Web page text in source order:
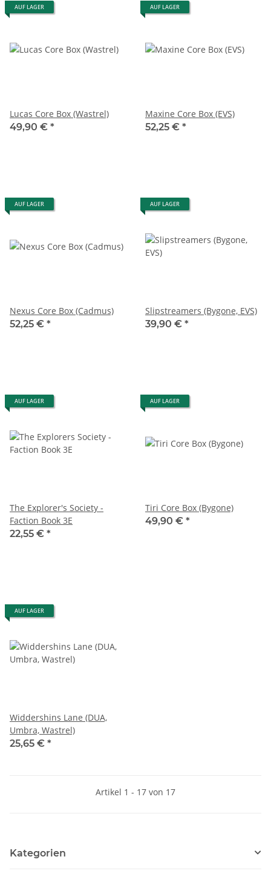
AUF LAGER
Lucas Core Box (Wastrel)
49,90 € *
AUF LAGER
Maxine Core Box (EVS)
52,25 € *
AUF LAGER
Nexus Core Box (Cadmus)
52,25 € *
AUF LAGER
Slipstreamers (Bygone, EVS)
39,90 € *
AUF LAGER
The Explorer's Society -
Faction Book 3E
22,55 € *
AUF LAGER
Tiri Core Box (Bygone)
49,90 € *
AUF LAGER
Widdershins Lane (DUA,
Umbra, Wastrel)
25,65 € *
Artikel 1 - 17 von 17
Kategorien